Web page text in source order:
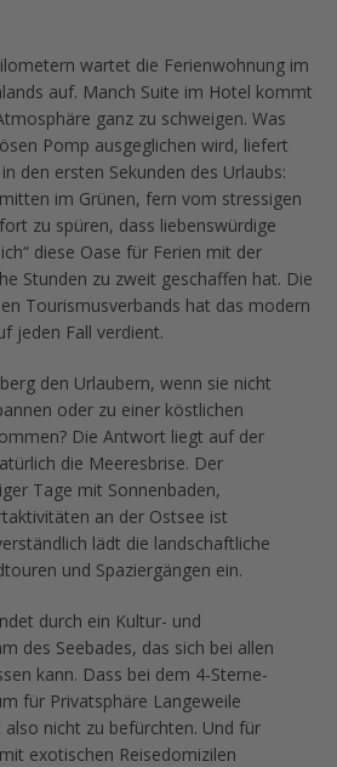
wartet die Ferienwohnung im
auf. Manch Suite im Hotel kommt
ganz zu schweigen. Was
Pomp ausgeglichen wird, liefert
den ersten Sekunden des Urlaubs:
im Grünen, fern vom stressigen
zu spüren, dass liebenswürdige
diese Oase für Ferien mit der
Stunden zu zweit geschaffen hat. Die
Tourismusverbands hat das modern
jeden Fall verdient.
den Urlaubern, wenn sie nicht
oder zu einer köstlichen
Die Antwort liegt auf der
die Meeresbrise. Der
Tage mit Sonnenbaden,
an der Ostsee ist
lädt die landschaftliche
und Spaziergängen ein.
durch ein Kultur- und
des Seebades, das sich bei allen
kann. Dass bei dem 4-Sterne-
für Privatsphäre Langeweile
nicht zu befürchten. Und für
exotischen Reisedomizilen